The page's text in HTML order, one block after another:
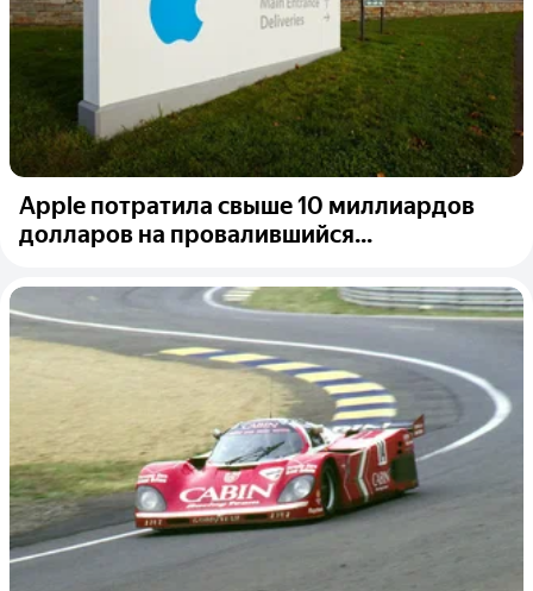
Apple потратила свыше 10 миллиардов
долларов на провалившийся...